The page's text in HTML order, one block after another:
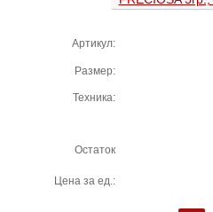
Артикул:
Размер:
Техника:
Остаток
Цена за ед.: